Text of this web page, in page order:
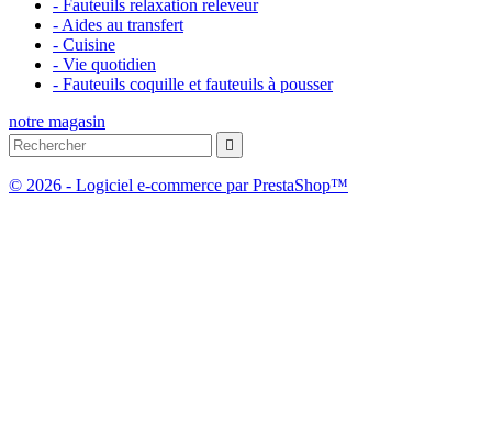
- Fauteuils relaxation releveur
- Aides au transfert
- Cuisine
- Vie quotidien
- Fauteuils coquille et fauteuils à pousser
notre magasin

© 2026 - Logiciel e-commerce par PrestaShop™